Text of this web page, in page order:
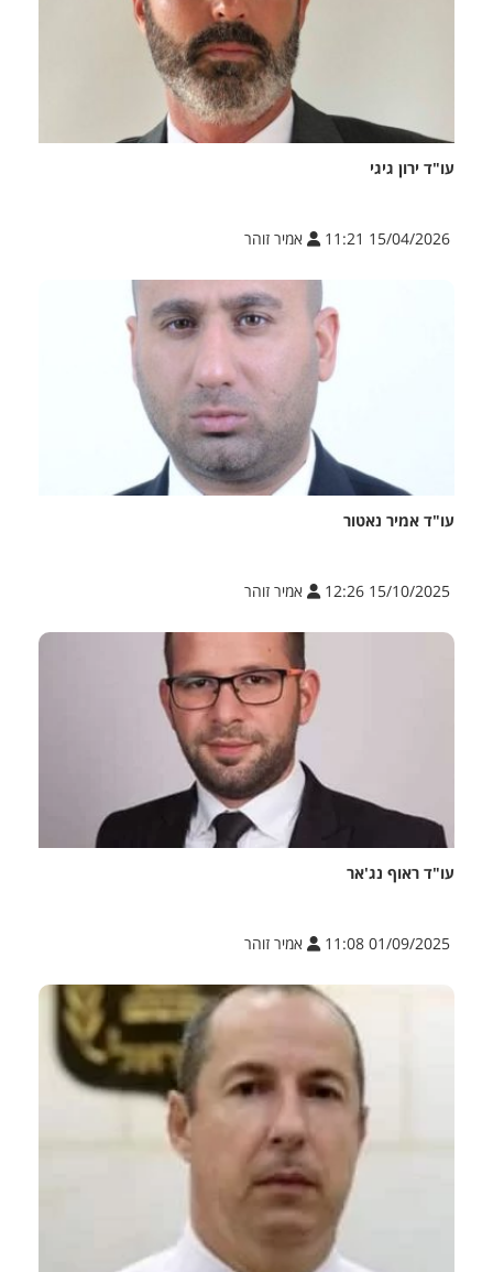
עו"ד ירון גיגי
15/04/2026 11:21 אמיר זוהר
עו"ד אמיר נאטור
15/10/2025 12:26 אמיר זוהר
עו"ד ראוף נג'אר
01/09/2025 11:08 אמיר זוהר